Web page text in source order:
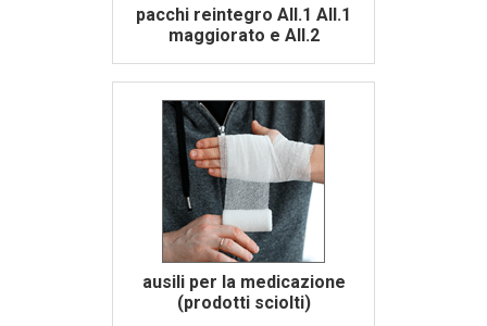
pacchi reintegro All.1 All.1
maggiorato e All.2
ausili per la medicazione
(prodotti sciolti)